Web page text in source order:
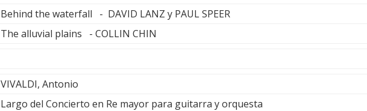
Behind the waterfall - DAVID LANZ y PAUL SPEER
The alluvial plains - COLLIN CHIN
VIVALDI, Antonio
Largo del Concierto en Re mayor para guitarra y orquesta